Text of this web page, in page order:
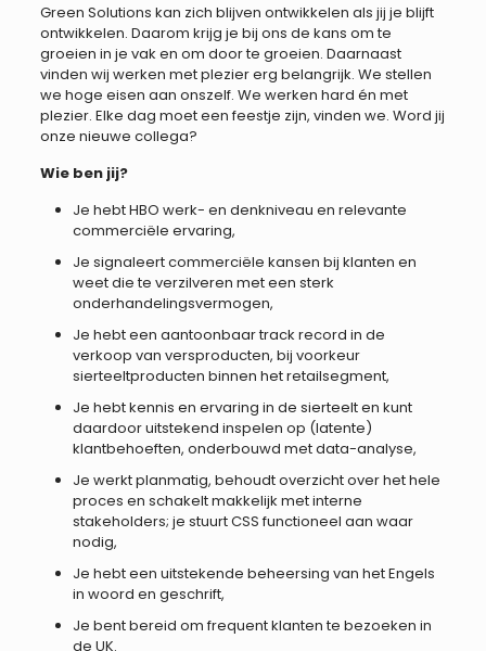
Green Solutions kan zich blijven ontwikkelen als jij je blijft
ontwikkelen. Daarom krijg je bij ons de kans om te
groeien in je vak en om door te groeien. Daarnaast
vinden wij werken met plezier erg belangrijk. We stellen
we hoge eisen aan onszelf. We werken hard én met
plezier. Elke dag moet een feestje zijn, vinden we. Word jij
onze nieuwe collega?
Wie ben jij?
Je hebt HBO werk- en denkniveau en relevante
commerciële ervaring,
Je signaleert commerciële kansen bij klanten en
weet die te verzilveren met een sterk
onderhandelingsvermogen,
Je hebt een aantoonbaar track record in de
verkoop van versproducten, bij voorkeur
sierteeltproducten binnen het retailsegment,
Je hebt kennis en ervaring in de sierteelt en kunt
daardoor uitstekend inspelen op (latente)
klantbehoeften, onderbouwd met data-analyse,
Je werkt planmatig, behoudt overzicht over het hele
proces en schakelt makkelijk met interne
stakeholders; je stuurt CSS functioneel aan waar
nodig,
Je hebt een uitstekende beheersing van het Engels
in woord en geschrift,
Je bent bereid om frequent klanten te bezoeken in
de UK.